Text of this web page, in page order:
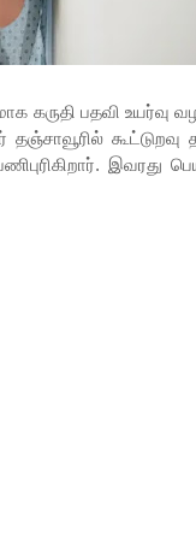
கருதி பதவி
இவரது